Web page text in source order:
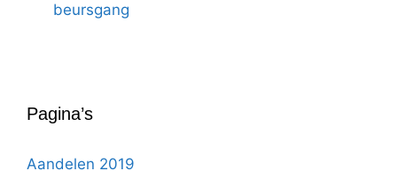
beursgang
Pagina’s
Aandelen 2019